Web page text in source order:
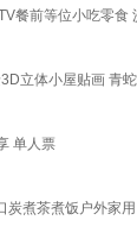
餐前等位小吃零食
立体小屋贴画 青蛇
单人票
煮茶煮饭户外家